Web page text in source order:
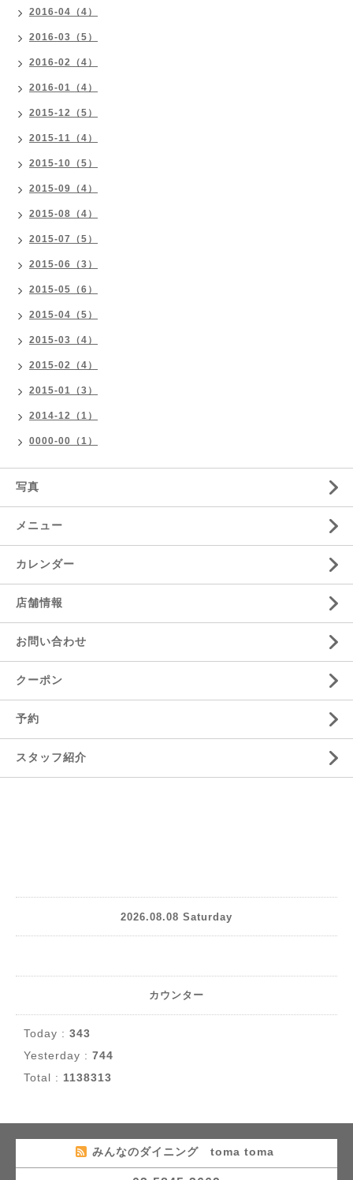
2016-04（4）
2016-03（5）
2016-02（4）
2016-01（4）
2015-12（5）
2015-11（4）
2015-10（5）
2015-09（4）
2015-08（4）
2015-07（5）
2015-06（3）
2015-05（6）
2015-04（5）
2015-03（4）
2015-02（4）
2015-01（3）
2014-12（1）
0000-00（1）
写真
メニュー
カレンダー
店舗情報
お問い合わせ
クーポン
予約
スタッフ紹介
2026.08.08 Saturday
カウンター
Today : 343
Yesterday : 744
Total : 1138313
みんなのダイニング toma toma